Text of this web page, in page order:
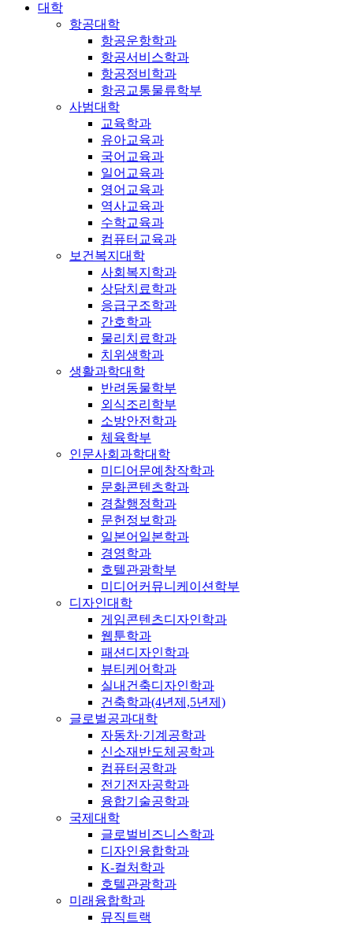
대학
항공대학
항공운항학과
항공서비스학과
항공정비학과
항공교통물류학부
사범대학
교육학과
유아교육과
국어교육과
일어교육과
영어교육과
역사교육과
수학교육과
컴퓨터교육과
보건복지대학
사회복지학과
상담치료학과
응급구조학과
간호학과
물리치료학과
치위생학과
생활과학대학
반려동물학부
외식조리학부
소방안전학과
체육학부
인문사회과학대학
미디어문예창작학과
문화콘텐츠학과
경찰행정학과
문헌정보학과
일본어일본학과
경영학과
호텔관광학부
미디어커뮤니케이션학부
디자인대학
게임콘텐츠디자인학과
웹툰학과
패션디자인학과
뷰티케어학과
실내건축디자인학과
건축학과(4년제,5년제)
글로벌공과대학
자동차·기계공학과
신소재반도체공학과
컴퓨터공학과
전기전자공학과
융합기술공학과
국제대학
글로벌비즈니스학과
디자인융합학과
K-컬처학과
호텔관광학과
미래융합학과
뮤직트랙